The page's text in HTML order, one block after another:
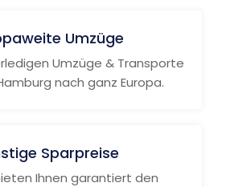
Umzüge
Umzüge & Transporte
nach ganz Europa.
Sparpreise
Ihnen garantiert den